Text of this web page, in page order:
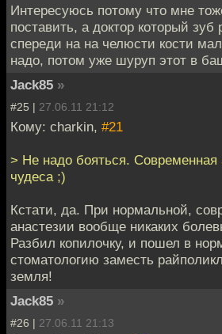
Интересуюсь потому что мне
поставить, а доктор который зуб
спереди на на челюсти кости
надо, потом уже шуруп этот в
Jack85 »
#25 | 27.06.11 21:12
Кому: charkin, #21
> Не надо бояться. Современная
чудеса ;)
Кстати, да. При нормальной,
анастезии вообще никаких
Разбил копилочку, и пошел в
стоматологию заместь
земля!
Jack85 »
#26 | 27.06.11 21:13